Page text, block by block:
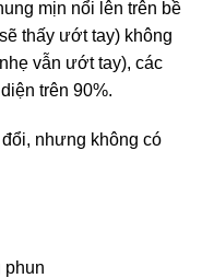
mịn nổi lên trên bề
thấy ướt tay) không
vẫn ướt tay), các
trên 90%.
nhưng không có
phun